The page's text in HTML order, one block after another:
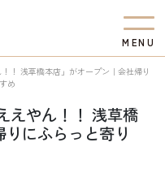
M EN U
！ 浅草橋本店」がオープン｜会社帰り
め
えやん！！ 浅草橋
にふらっと寄り